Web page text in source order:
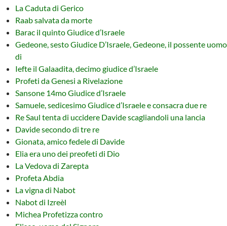
La Caduta di Gerico
Raab salvata da morte
Barac il quinto Giudice d’Israele
Gedeone, sesto Giudice D’Israele, Gedeone, il possente uomo
di
Iefte il Galaadita, decimo giudice d’Israele
Profeti da Genesi a Rivelazione
Sansone 14mo Giudice d’Israele
Samuele, sedicesimo Giudice d’Israele e consacra due re
Re Saul tenta di uccidere Davide scagliandoli una lancia
Davide secondo di tre re
Gionata, amico fedele di Davide
Elia era uno dei preofeti di Dio
La Vedova di Zarepta
Profeta Abdia
La vigna di Nabot
Nabot di Izreèl
Michea Profetizza contro